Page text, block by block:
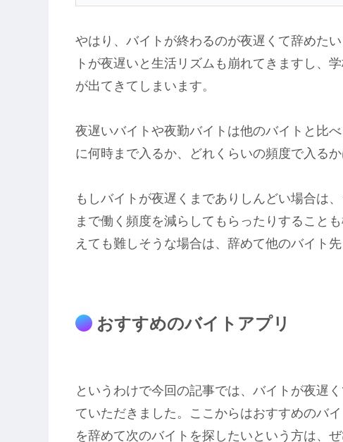
やはり、バイトが終わるのが夜遅くて辞めた
トが夜遅いと生活リズムも崩れてきますし、
が出てきてしまいます。
夜遅いバイトや夜勤バイトは他のバイトと比
に何時まで入るか、どれくらいの頻度で入る
もしバイトが夜遅くまでありしんどい場合は
まで働く頻度を減らしてもらったりすること
えても難しそうな場合は、辞めて他のバイト
おすすめのバイトアプリ
というわけで今回の記事では、バイトが夜遅
ていただきました。ここからはおすすめのバ
を辞めて次のバイトを探したいという方は、